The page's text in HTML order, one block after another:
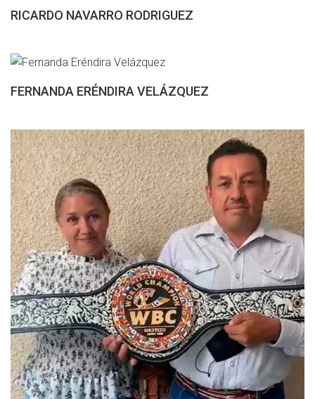
RICARDO NAVARRO RODRIGUEZ
FERNANDA ERÉNDIRA VELÁZQUEZ